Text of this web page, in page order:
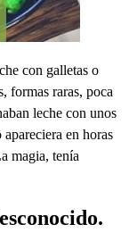
con galletas o
formas raras, poca
leche con unos
en horas
magia, tenía